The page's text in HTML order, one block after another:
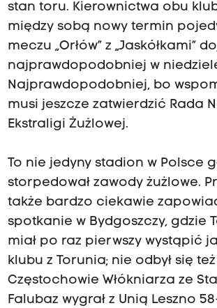
stan toru. Kierownictwa obu
między sobą nowy termin
meczu „Orłów” z „Jaskółkami”
najprawdopodobniej w
Najprawdopodobniej, bo
musi jeszcze zatwierdzić Rada
Ekstraligi Żużlowej.
To nie jedyny stadion w Polsce
storpedował zawody żużlowe.
także bardzo ciekawie
spotkanie w Bydgoszczy, gdzie
miał po raz pierwszy wystąpić
klubu z Torunia; nie odbył się
Częstochowie Włókniarza ze
Falubaz wygrał z Unią Leszno